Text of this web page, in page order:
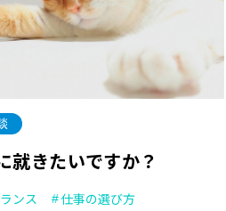
就きたいですか？
ンス
仕事の選び方